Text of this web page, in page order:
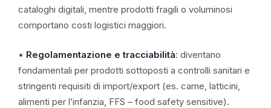
cataloghi digitali, mentre prodotti fragili o voluminosi
comportano costi logistici maggiori.
• Regolamentazione e tracciabilità: diventano
fondamentali per prodotti sottoposti a controlli sanitari e
stringenti requisiti di import/export (es. carne, latticini,
alimenti per l’infanzia, FFS – food safety sensitive).